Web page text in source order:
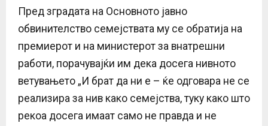
Пред зградата на Основното јавно
обвинителство семејствата му се обратија на
премиерот и на министерот за внатрешни
работи, порачувајќи им дека досега нивното
ветувањето „И брат да ни е – ќе одговара не се
реализира за нив како семејства, туку како што
рекоа досега имаат само не правда и не